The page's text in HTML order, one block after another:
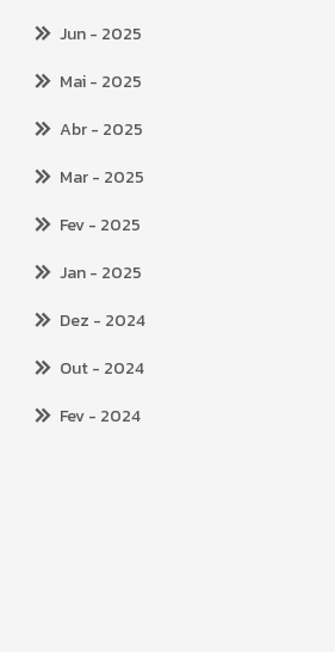
Jun- 2025
Mai- 2025
Abr- 2025
Mar- 2025
Fev- 2025
Jan- 2025
Dez - 2024
Out- 2024
Fev- 2024